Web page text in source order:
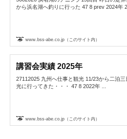
から浜名湖へ釣りに行った 47 8 prev 2024年
www.bss-abe.co.jp（このサイト内）
講習会実績 2025年
27112025 九州へ仕事と観光 11/23から二泊
光に行ってきた・・・ 47 8 2022年 ...
www.bss-abe.co.jp（このサイト内）